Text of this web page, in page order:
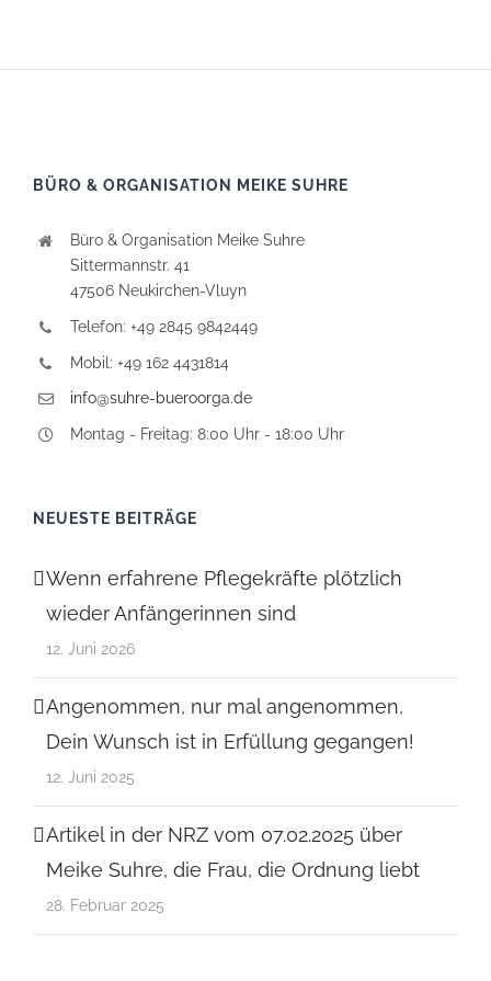
BÜRO & ORGANISATION MEIKE SUHRE
Büro & Organisation Meike Suhre
Sittermannstr. 41
47506 Neukirchen-Vluyn
Telefon: +49 2845 9842449
Mobil: +49 162 4431814
info@suhre-bueroorga.de
Montag - Freitag: 8:00 Uhr - 18:00 Uhr
NEUESTE BEITRÄGE
Wenn erfahrene Pflegekräfte plötzlich
wieder Anfängerinnen sind
12. Juni 2026
Angenommen, nur mal angenommen,
Dein Wunsch ist in Erfüllung gegangen!
12. Juni 2025
Artikel in der NRZ vom 07.02.2025 über
Meike Suhre, die Frau, die Ordnung liebt
28. Februar 2025